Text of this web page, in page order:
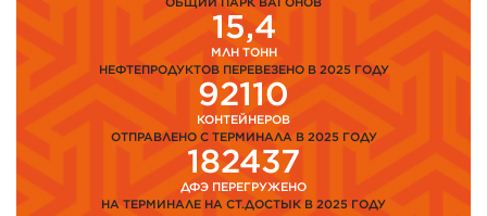
15,4
МЛН ТОНН
НЕФТЕПРОДУКТОВ ПЕРЕВЕЗЕНО В 2025 ГОДУ
92110
КОНТЕЙНЕРОВ
ОТПРАВЛЕНО С ТЕРМИНАЛА В 2025 ГОДУ
182437
ДФЭ ПЕРЕГРУЖЕНО
НА ТЕРМИНАЛЕ НА СТ.ДОСТЫК В 2025 ГОДУ